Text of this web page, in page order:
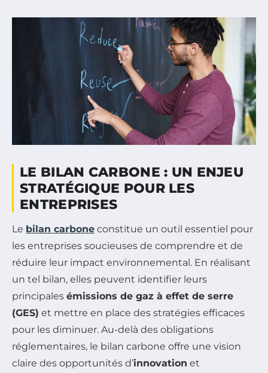
LE BILAN CARBONE : UN ENJEU
STRATÉGIQUE POUR LES
ENTREPRISES
Le bilan carbone constitue un outil essentiel pour
les entreprises soucieuses de comprendre et de
réduire leur impact environnemental. En réalisant
un tel bilan, elles peuvent identifier leurs
principales émissions de gaz à effet de serre
(GES) et mettre en place des stratégies efficaces
pour les diminuer. Au-delà des obligations
réglementaires, le bilan carbone offre une vision
claire des opportunités d’innovation et